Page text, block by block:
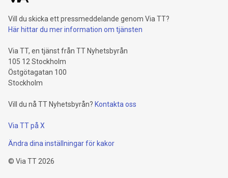
Vill du skicka ett pressmeddelande genom Via TT?
Här hittar du mer information om tjänsten
Via TT, en tjänst från TT Nyhetsbyrån
105 12 Stockholm
Östgötagatan 100
Stockholm
Vill du nå TT Nyhetsbyrån? Kontakta oss
Via TT på X
Ändra dina inställningar för kakor
© Via TT 2026